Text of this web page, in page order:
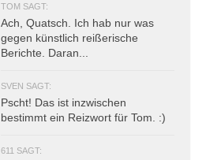
TOM SAGT:
Ach, Quatsch. Ich hab nur was
gegen künstlich reißerische
Berichte. Daran...
SVEN SAGT:
Pscht! Das ist inzwischen
bestimmt ein Reizwort für Tom. :)
611 SAGT: